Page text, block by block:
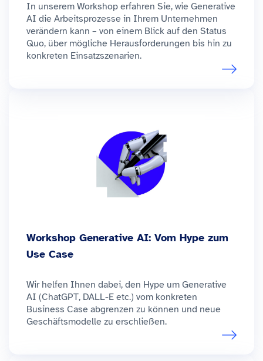
In unserem Workshop erfahren Sie, wie Generative
AI die Arbeitsprozesse in Ihrem Unternehmen
verändern kann – von einem Blick auf den Status
Quo, über mögliche Herausforderungen bis hin zu
konkreten Einsatzszenarien.
Workshop Generative AI: Vom Hype zum
Use Case
Wir helfen Ihnen dabei, den Hype um Generative
AI (ChatGPT, DALL-E etc.) vom konkreten
Business Case abgrenzen zu können und neue
Geschäftsmodelle zu erschließen.